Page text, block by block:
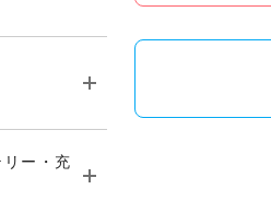
ー・充